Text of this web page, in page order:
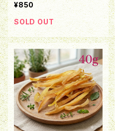
¥850
SOLD OUT